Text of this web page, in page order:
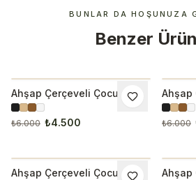
BUNLAR DA HOŞUNUZA
Benzer
İNDIRIM
Ahşap Çerçeveli Çocuk
Odası 3’lü Tablo Seti 3001
₺6.000 ₺4.500
Ahşap
Odası
₺6.000
İNDIRIM
Ahşap Çerçeveli Çocuk
Ahşap